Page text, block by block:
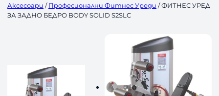
Аксесоари /Професионални Фитнес Уреди / ФИТНЕС УРЕД
ЗА ЗАДНО БЕДРО BODY SOLID S2SLC